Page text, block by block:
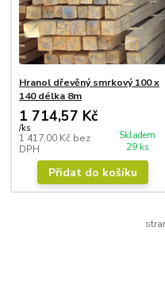
Hranol dřevěný smrkový 100 x
140 délka 8m
1 714,57 Kč
/ks
1 417,00 Kč bez
DPH
Skladem
29 ks
Přidat do košíku